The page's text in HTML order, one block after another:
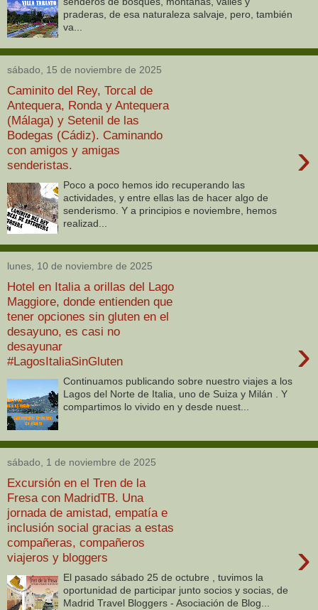
praderas, de esa naturaleza salvaje, pero, también
va...
sábado, 15 de noviembre de 2025
Caminito del Rey, Torcal de
Antequera, Ronda y Antequera
(Málaga) y Setenil de las
Bodegas (Cádiz). Caminando
con amigos y amigas
senderistas.
›
Poco a poco hemos ido recuperando las
actividades, y entre ellas las de hacer algo de
senderismo. Y a principios e noviembre, hemos
realizad...
lunes, 10 de noviembre de 2025
Hotel en Italia a orillas del Lago
Maggiore, donde entienden que
tener opciones sin gluten en el
desayuno, es casi no
desayunar
#LagosItaliaSinGluten
›
Continuamos publicando sobre nuestro viajes a los
Lagos del Norte de Italia, uno de Suiza y Milán . Y
compartimos lo vivido en y desde nuest...
sábado, 1 de noviembre de 2025
Excursión en el Tren de la
Fresa con MadridTB. Una
jornada de amistad, empatía e
inclusión social gracias a estas
compañeras, compañeros
viajeros y bloggers
›
El pasado sábado 25 de octubre , tuvimos la
oportunidad de participar junto socios y socias, de
Madrid Travel Bloggers - Asociación de Blog...